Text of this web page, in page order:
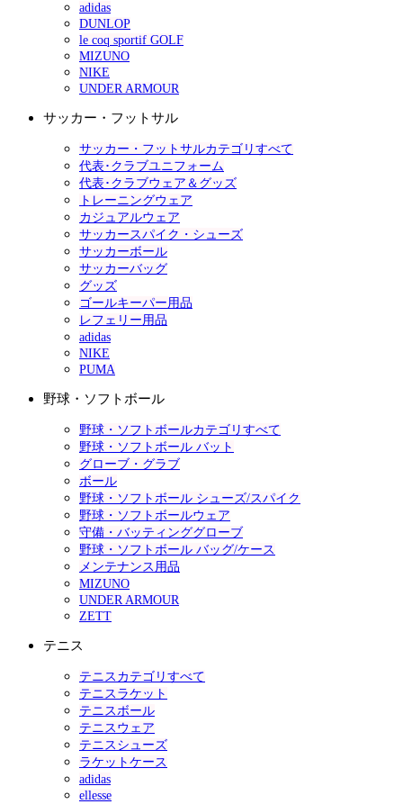
adidas
DUNLOP
le coq sportif GOLF
MIZUNO
NIKE
UNDER ARMOUR
サッカー・フットサル
サッカー・フットサルカテゴリすべて
代表･クラブユニフォーム
代表･クラブウェア＆グッズ
トレーニングウェア
カジュアルウェア
サッカースパイク・シューズ
サッカーボール
サッカーバッグ
グッズ
ゴールキーパー用品
レフェリー用品
adidas
NIKE
PUMA
野球・ソフトボール
野球・ソフトボールカテゴリすべて
野球・ソフトボール バット
グローブ・グラブ
ボール
野球・ソフトボール シューズ/スパイク
野球・ソフトボールウェア
守備・バッティンググローブ
野球・ソフトボール バッグ/ケース
メンテナンス用品
MIZUNO
UNDER ARMOUR
ZETT
テニス
テニスカテゴリすべて
テニスラケット
テニスボール
テニスウェア
テニスシューズ
ラケットケース
adidas
ellesse